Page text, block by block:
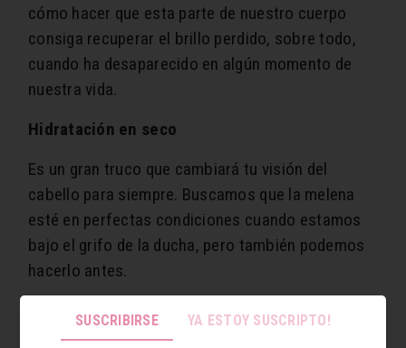
cómo hacer que esta parte de nuestro cuerpo
consiga recuperar el brillo perdido, sobre todo,
cuando ha desaparecido en algún momento de
nuestra vida.
Hidratación en seco
Es un gran truco que cambiará tu visión del
cabello para siempre. Buscamos que la melena
esté en perfectas condiciones cuando estamos
bajo el grifo de la ducha, pero también podemos
hacerlo antes.
Este truco especial está enfocado para hacerse
una vez a la semana, pero si no tenemos tiempo,
SUSCRIBIRSE YA ESTOY SUSCRIPTO!